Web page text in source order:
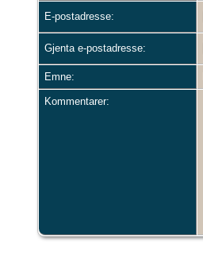
E-postadresse:
Gjenta e-postadresse:
Emne:
Kommentarer: